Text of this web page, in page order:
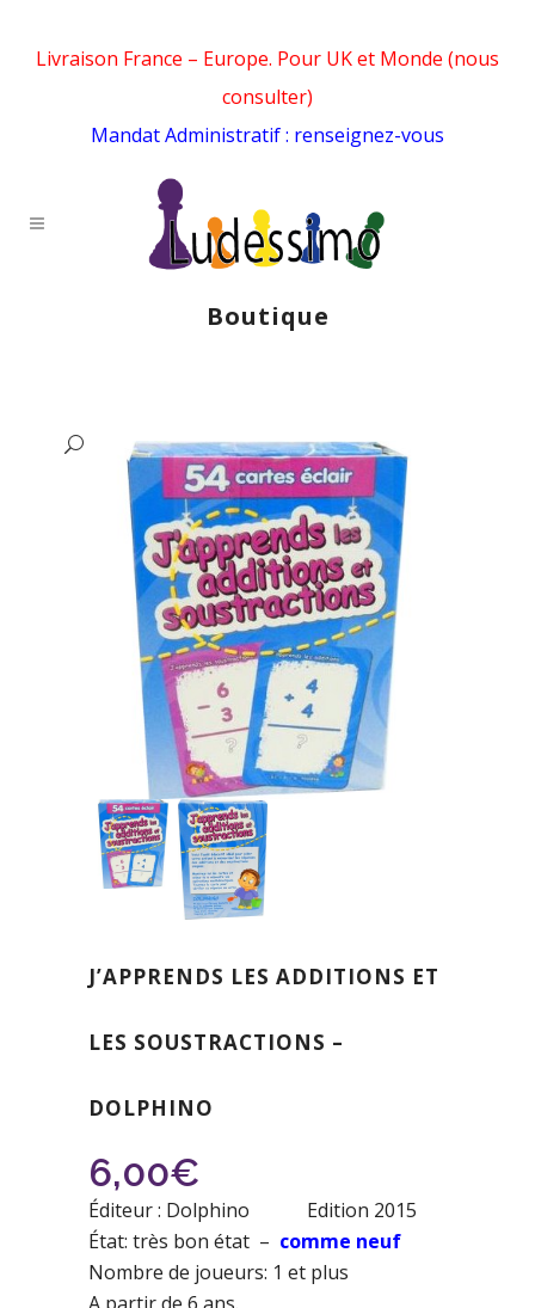
Livraison France – Europe. Pour UK et Monde (nous
consulter)
Mandat Administratif : renseignez-vous
Boutique
J’APPRENDS LES ADDITIONS ET
LES SOUSTRACTIONS –
DOLPHINO
6,00€
Éditeur : Dolphino Edition 2015
État: très bon état – comme neuf
Nombre de joueurs: 1 et plus